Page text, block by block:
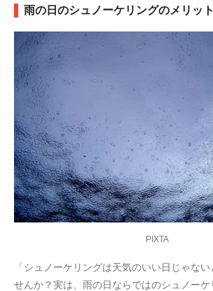
雨の日のシュノーケリングのメリッ
PIXTA
「シュノーケリングは天気のいい日じゃな
せんか？実は、雨の日ならではのシュノー